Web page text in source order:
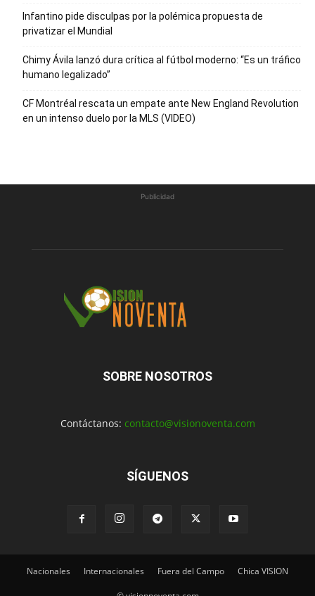
Infantino pide disculpas por la polémica propuesta de
privatizar el Mundial
Chimy Ávila lanzó dura crítica al fútbol moderno: “Es un tráfico
humano legalizado”
CF Montréal rescata un empate ante New England Revolution
en un intenso duelo por la MLS (VIDEO)
Publicidad
SOBRE NOSOTROS
Contáctanos: contacto@visionoventa.com
SÍGUENOS
Nacionales Internacionales Fuera del Campo Chica VISION